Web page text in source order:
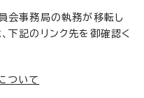
事務局の執務が移転し
下記のリンク先を御確認く
ついて